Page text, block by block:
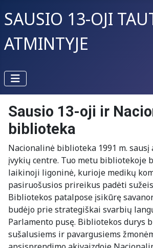
SAUSIO 13-OJI
ATMINTYJE
Sausio 13-oji ir
biblioteka
Nacionalinė biblioteka 1991 m.
įvykių centre. Tuo metu bibliotekoje
laikinoji ligoninė, kurioje medikų
pasiruošusios prireikus padėti
Bibliotekos patalpose įsikūrę
budėjo prie strategiškai svarbių
Parlamento pusę. Bibliotekos durys
sušalusiems ir pavargusiems